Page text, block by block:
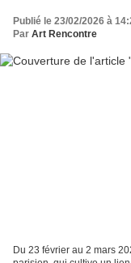
Publié le 23/02/2026 à
Par Art Rencontre
Du 23 février au 2 mars